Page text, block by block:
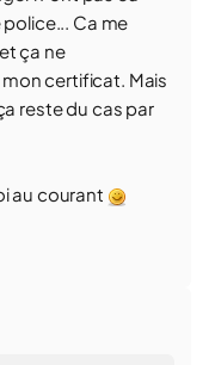
Ca me
ça ne
certificat. Mais
reste du cas par
au courant